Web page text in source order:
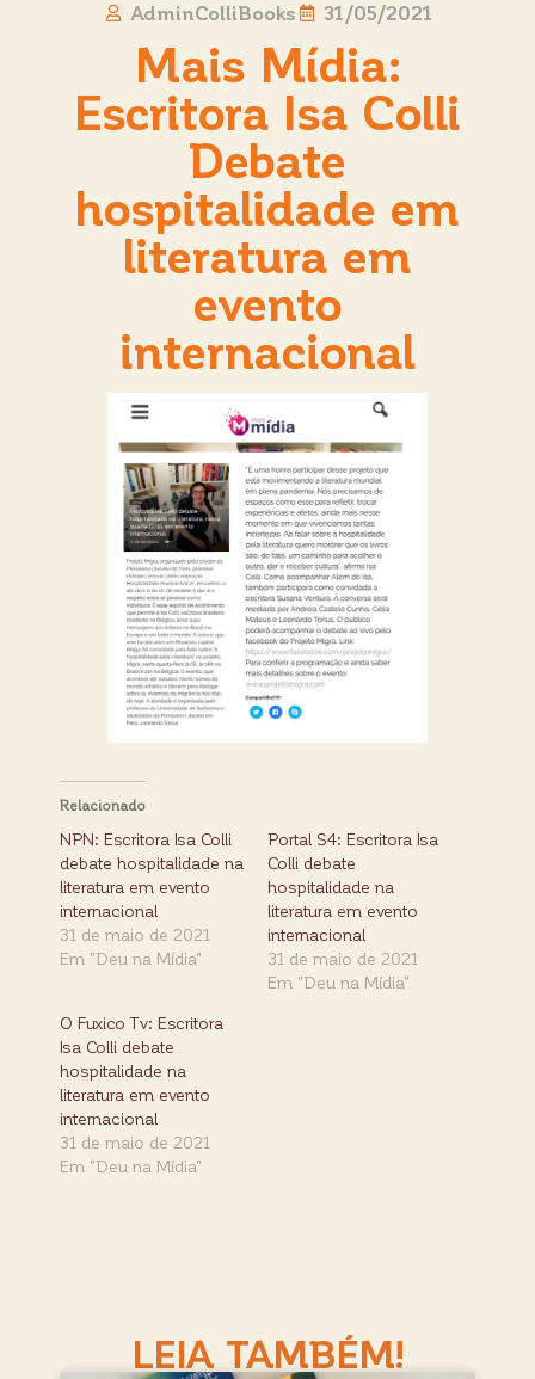
AdminColliBooks 31/05/2021
Mais Mídia:
Escritora Isa Colli
Debate
hospitalidade em
literatura em
evento
internacional
Relacionado
NPN: Escritora Isa Colli
debate hospitalidade na
literatura em evento
internacional
31 de maio de 2021
Em "Deu na Mídia"
Portal S4: Escritora Isa
Colli debate
hospitalidade na
literatura em evento
internacional
31 de maio de 2021
Em "Deu na Mídia"
O Fuxico Tv: Escritora
Isa Colli debate
hospitalidade na
literatura em evento
internacional
31 de maio de 2021
Em "Deu na Mídia"
LEIA TAMBÉM!